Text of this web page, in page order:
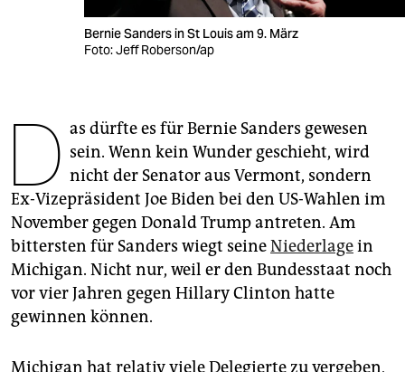
veranstaltungen
unterstützen
genossenschaft
epaper login
Bernie Sanders in St Louis am 9. März
Foto: Jeff Roberson/ap
D as dürfte es für Bernie Sanders gewesen
sein. Wenn kein Wunder geschieht, wird
nicht der Senator aus Vermont, sondern
Ex-Vizepräsident Joe Biden bei den US-Wahlen im
November gegen Donald Trump antreten. Am
bittersten für Sanders wiegt seineNiederlagein
Michigan. Nicht nur, weil er den Bundesstaat noch
vor vier Jahren gegen Hillary Clinton hatte
gewinnen können.
Michigan hat relativ viele Delegierte zu vergeben,